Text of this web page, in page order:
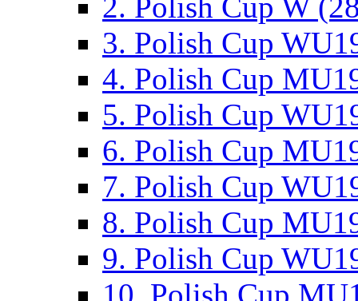
3. Polish Cup
4. Polish Cup
5. Polish Cup
6. Polish Cup
7. Polish Cup
8. Polish Cup
9. Polish Cup
10. Polish Cup